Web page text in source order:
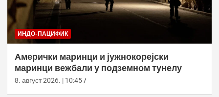
ИНДО-ПАЦИФИК
Амерички маринци и јужнокорејски
маринци вежбали у подземном тунелу
8. август 2026. | 10:45